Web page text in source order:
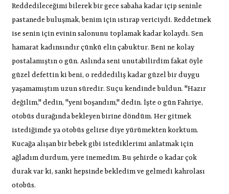
Reddedileceğimi bilerek bir gece sabaha kadar içip seninle
pastanede buluşmak, benim için ıstırap vericiydi. Reddetmek
ise senin için evinin salonunu toplamak kadar kolaydı. Sen
hamarat kadınsındır çünkü elin çabuktur. Beni ne kolay
postalamıştın o gün. Aslında seni unutabilirdim fakat öyle
güzel defettin ki beni, o reddediliş kadar güzel bir duygu
yaşamamıştım uzun süredir. Suçu kendinde buldun. "Hazır
değilim," dedin, "yeni boşandım," dedin. İşte o gün Fahriye,
otobüs durağında bekleyen birine döndüm. Her gitmek
istediğimde ya otobüs gelirse diye yürümekten korktum.
Kucağa alışan bir bebek gibi istediklerimi anlatmak için
ağladım durdum, yere inemedim. Bu şehirde o kadar çok
durak var ki, sanki hepsinde bekledim ve gelmedi kahrolası
otobüs.